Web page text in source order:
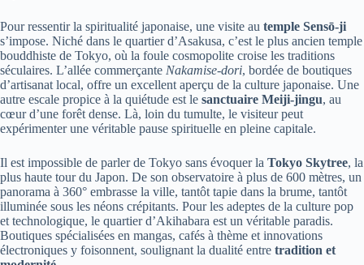
Pour ressentir la spiritualité japonaise, une visite au temple Sensō-ji
s’impose. Niché dans le quartier d’Asakusa, c’est le plus ancien temple
bouddhiste de Tokyo, où la foule cosmopolite croise les traditions
séculaires. L’allée commerçante Nakamise-dori, bordée de boutiques
d’artisanat local, offre un excellent aperçu de la culture japonaise. Une
autre escale propice à la quiétude est le sanctuaire Meiji-jingu, au
cœur d’une forêt dense. Là, loin du tumulte, le visiteur peut
expérimenter une véritable pause spirituelle en pleine capitale.
Il est impossible de parler de Tokyo sans évoquer la Tokyo Skytree, la
plus haute tour du Japon. De son observatoire à plus de 600 mètres, un
panorama à 360° embrasse la ville, tantôt tapie dans la brume, tantôt
illuminée sous les néons crépitants. Pour les adeptes de la culture pop
et technologique, le quartier d’Akihabara est un véritable paradis.
Boutiques spécialisées en mangas, cafés à thème et innovations
électroniques y foisonnent, soulignant la dualité entre tradition et